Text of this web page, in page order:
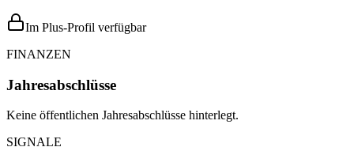
Im Plus-Profil verfügbar
FINANZEN
Jahresabschlüsse
Keine öffentlichen Jahresabschlüsse hinterlegt.
SIGNALE